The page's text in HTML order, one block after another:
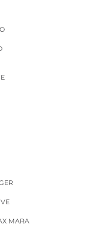
MARA